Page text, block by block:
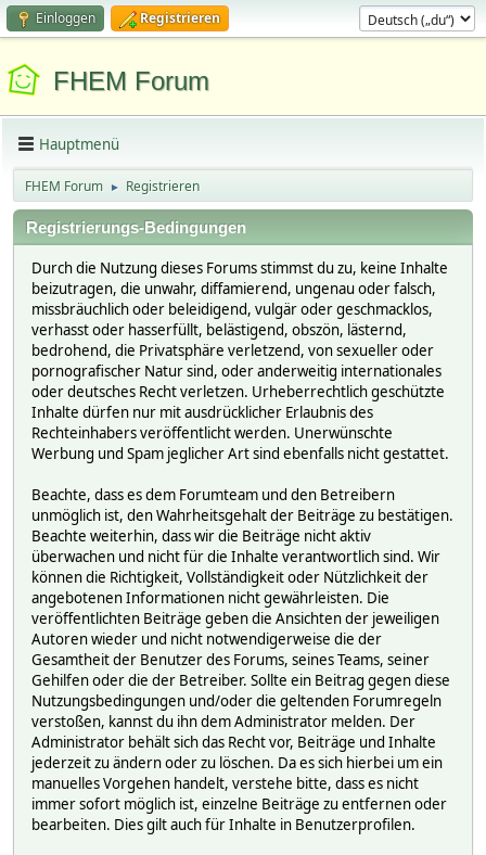
Einloggen Registrieren
FHEM Forum
Hauptmenü
FHEM Forum ► Registrieren
Registrierungs-Bedingungen
Durch die Nutzung dieses Forums stimmst du zu, keine Inhalte
beizutragen, die unwahr, diffamierend, ungenau oder falsch,
missbräuchlich oder beleidigend, vulgär oder geschmacklos,
verhasst oder hasserfüllt, belästigend, obszön, lästernd,
bedrohend, die Privatsphäre verletzend, von sexueller oder
pornografischer Natur sind, oder anderweitig internationales
oder deutsches Recht verletzen. Urheberrechtlich geschützte
Inhalte dürfen nur mit ausdrücklicher Erlaubnis des
Rechteinhabers veröffentlicht werden. Unerwünschte
Werbung und Spam jeglicher Art sind ebenfalls nicht gestattet.
Beachte, dass es dem Forumteam und den Betreibern
unmöglich ist, den Wahrheitsgehalt der Beiträge zu bestätigen.
Beachte weiterhin, dass wir die Beiträge nicht aktiv
überwachen und nicht für die Inhalte verantwortlich sind. Wir
können die Richtigkeit, Vollständigkeit oder Nützlichkeit der
angebotenen Informationen nicht gewährleisten. Die
veröffentlichten Beiträge geben die Ansichten der jeweiligen
Autoren wieder und nicht notwendigerweise die der
Gesamtheit der Benutzer des Forums, seines Teams, seiner
Gehilfen oder die der Betreiber. Sollte ein Beitrag gegen diese
Nutzungsbedingungen und/oder die geltenden Forumregeln
verstoßen, kannst du ihn dem Administrator melden. Der
Administrator behält sich das Recht vor, Beiträge und Inhalte
jederzeit zu ändern oder zu löschen. Da es sich hierbei um ein
manuelles Vorgehen handelt, verstehe bitte, dass es nicht
immer sofort möglich ist, einzelne Beiträge zu entfernen oder
bearbeiten. Dies gilt auch für Inhalte in Benutzerprofilen.